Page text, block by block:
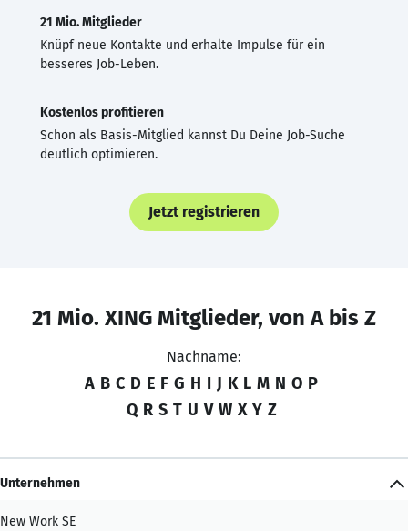
21 Mio. Mitglieder
Knüpf neue Kontakte und erhalte Impulse für ein
besseres Job-Leben.
Kostenlos profitieren
Schon als Basis-Mitglied kannst Du Deine Job-Suche
deutlich optimieren.
Jetzt registrieren
21 Mio. XING Mitglieder, von A bis Z
Nachname:
A B C D E F G H I J K L M N O P
Q R S T U V W X Y Z
Unternehmen
New Work SE